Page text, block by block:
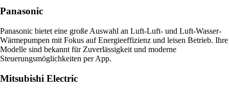
Panasonic
Panasonic bietet eine große Auswahl an Luft-Luft- und Luft-Wasser-
Wärmepumpen mit Fokus auf Energieeffizienz und leisen Betrieb. Ihre
Modelle sind bekannt für Zuverlässigkeit und moderne
Steuerungsmöglichkeiten per App.
Mitsubishi Electric